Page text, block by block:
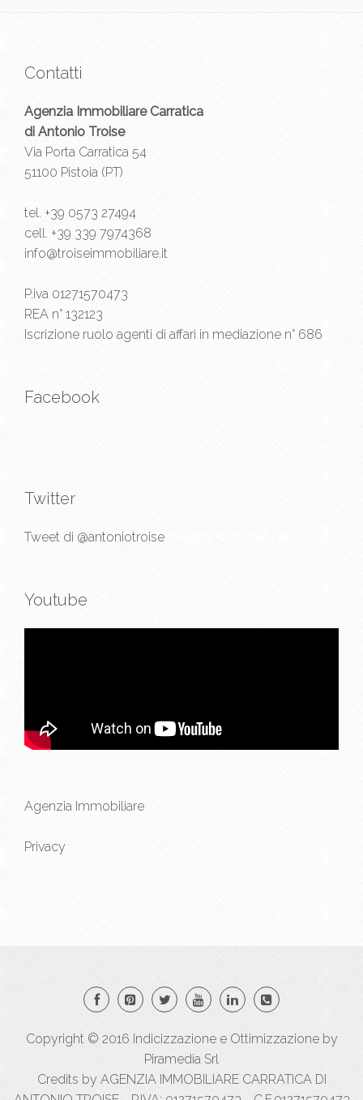
Contatti
Agenzia Immobiliare Carratica
di Antonio Troise
Via Porta Carratica 54
51100 Pistoia (PT)
tel. +39 0573 27494
cell. +39 339 7974368
info@troiseimmobiliare.it
P.iva 01271570473
REA n° 132123
Iscrizione ruolo agenti di affari in mediazione n° 686
Facebook
Twitter
Tweet di @antoniotroise
Youtube
Agenzia Immobiliare
Privacy
Copyright © 2016 Indicizzazionee Ottimizzazioneby
Piramedia Srl
Credits by AGENZIA IMMOBILIARE CARRATICA DI